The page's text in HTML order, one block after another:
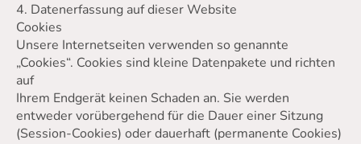
4. Datenerfassung auf dieser Website
Cookies
Unsere Internetseiten verwenden so genannte
„Cookies“. Cookies sind kleine Datenpakete und richten
auf
Ihrem Endgerät keinen Schaden an. Sie werden
entweder vorübergehend für die Dauer einer Sitzung
(Session-Cookies) oder dauerhaft (permanente Cookies)